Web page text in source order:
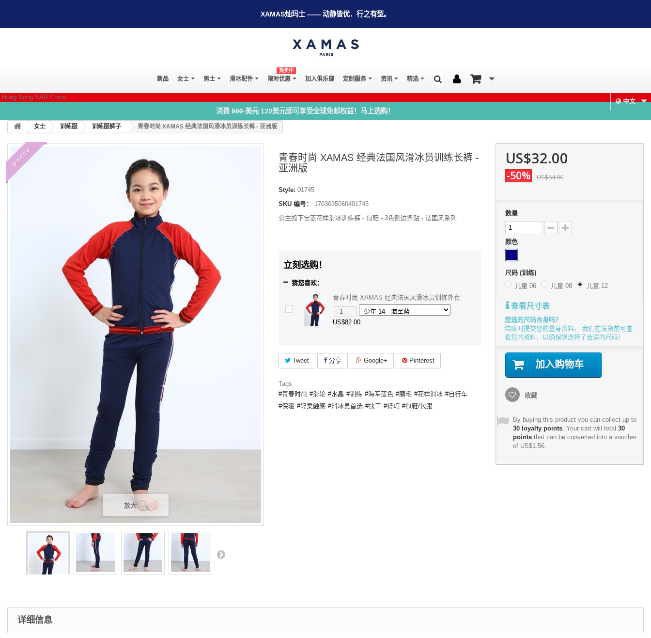
XAMAS灿玛士 —— 动静皆优．行之有型。
新品 女士 男士 滑冰配件 限时优惠
热卖中
加入俱乐部 定制服务 资讯 精选
Hong Kong SAR China
中文
消费 500 美元120美元即可享受全球免邮权益！马上选购！
女士 训练服 训练服裤子 青春时尚 XAMAS 经典法国风滑冰员训练长裤 - 亚洲版
放大
滑冰员首选
青春时尚 XAMAS 经典法国风滑冰员训练长裤 -
亚洲版
Style: 01745
SKU 编号：
1703035060401745
公主殿下宝蓝花样滑冰训练裤 - 包鞋 - 3色侧边条贴 - 法国风系列
立刻选购！
猜您喜欢：
青春时尚 XAMAS 经典法国风滑冰员训练外套
US$82.00
Tweet 分享 Google+ Pinterest
Tags
青春时尚
滑轮 水晶 训练 海军蓝色 磨毛 花样滑冰
自行车
保暖
轻柔触感 滑冰员首选 快干 轻巧 包鞋/包跟
US$32.00
-50% US$64.00
数量
颜色
尺码 (训练)
儿童 06
儿童 08 儿童 12
查看尺寸表
您选的尺码合身吗？
结账时提交您的量身资料。 我们在发货前可查
看您的资料，以确保您选择了合适的尺码！
加入购物车
收藏
By buying this product you can collect up to
30loyalty points. Your cart will total 30
pointsthat can be converted into a voucher
of US$1.56.
详细信息